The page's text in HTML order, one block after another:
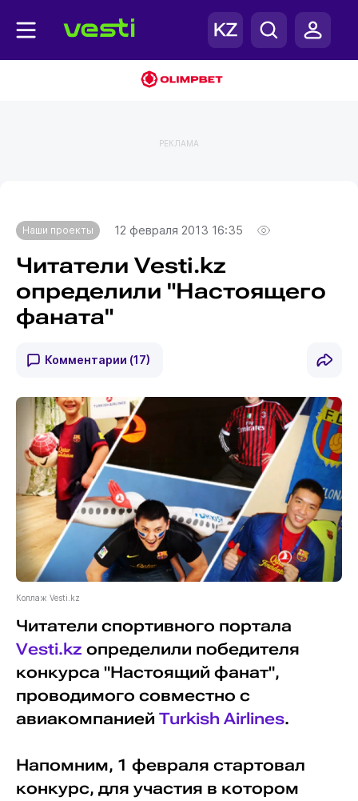
РЕКЛАМА
Наши проекты 12 февраля 2013 16:35
Читатели Vesti.kz
определили "Настоящего
фаната"
Комментарии (17)
Коллаж Vesti.kz
Читатели спортивного портала
Vesti.kz определили победителя
конкурса "Настоящий фанат",
проводимого совместно с
авиакомпанией Turkish Airlines.
Напомним, 1 февраля стартовал
конкурс, для участия в котором